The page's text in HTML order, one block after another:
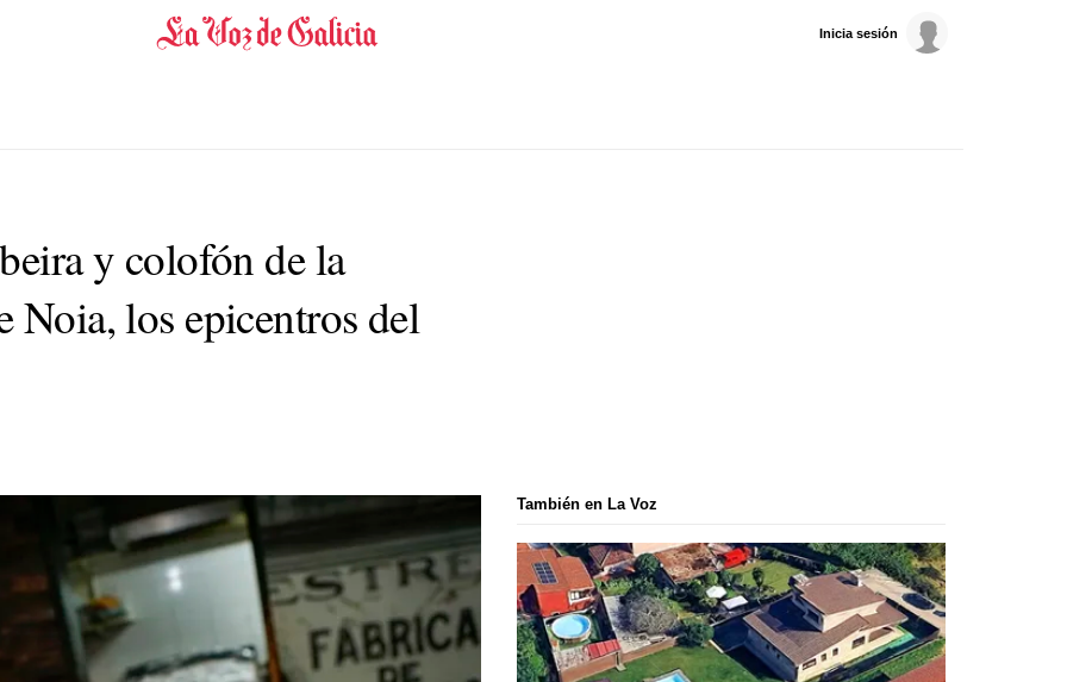
Inicia sesión
y colofón de la
Noia, los epicentros del
También en La Voz